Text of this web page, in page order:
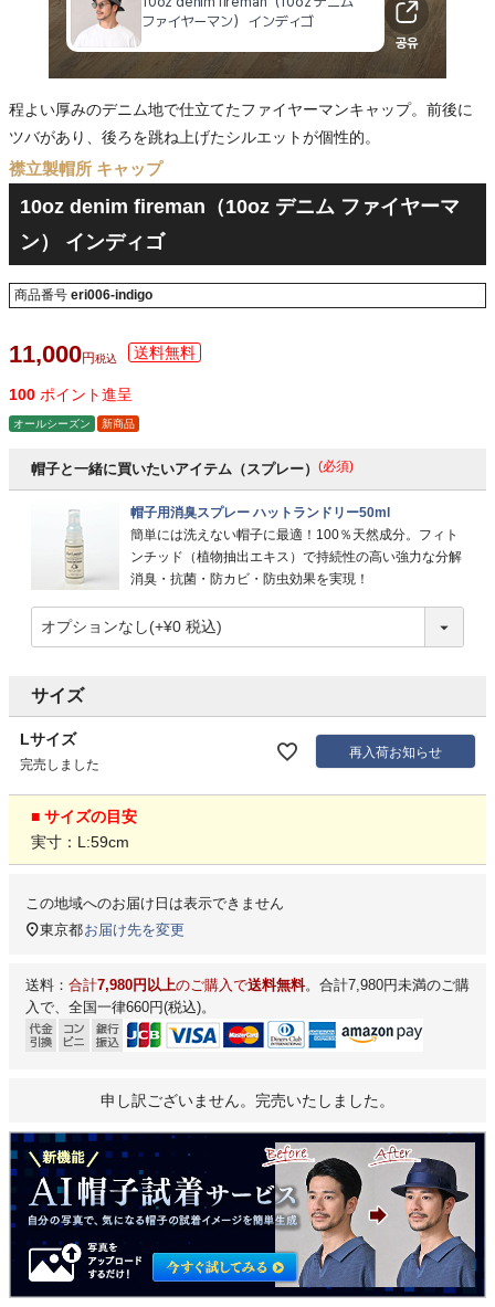
程よい厚みのデニム地で仕立てたファイヤーマンキャップ。前後に
ツバがあり、後ろを跳ね上げたシルエットが個性的。
襟立製帽所 キャップ
10oz denim fireman（10oz デニム ファイヤーマ
ン） インディゴ
商品番号 eri006-indigo
11,000 税込
100 ポイント進呈
オールシーズン 新商品
帽子と一緒に買いたいアイテム（スプレー） (必須)
帽子用消臭スプレー ハットランドリー50ml
簡単には洗えない帽子に最適！100％天然成分。フィト
ンチッド（植物抽出エキス）で持続性の高い強力な分解
消臭・抗菌・防カビ・防虫効果を実現！
サイズ
Lサイズ
完売しました
再入荷お知らせ
■ サイズの目安
実寸：L:59cm
この地域へのお届け日は表示できません
東京都お届け先を変更
送料： 合計7,980円以上のご購入で送料無料。合計7,980円未満のご購
入で、全国一律660円(税込)。
申し訳ございません。完売いたしました。